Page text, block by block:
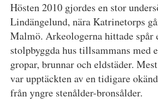
Hösten 2010 gjordes en stor
Lindängelund, nära Katrinetorps
Malmö. Arkeologerna hittade
stolpbyggda hus tillsammans med
gropar, brunnar och eldstäder.
var upptäckten av en tidigare
från yngre stenålder-bronsålder.